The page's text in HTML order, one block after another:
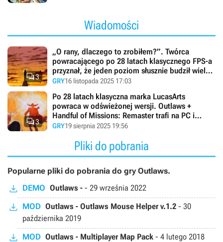
Wiadomości
3
„O rany, dlaczego to zrobiłem?”. Twórca
powracającego po 28 latach klasycznego FPS-a
przyznał, że jeden poziom słusznie budził wielkie
kontrowersje
GRY16 listopada 2025 17:03
3
Po 28 latach klasyczna marka LucasArts
powraca w odświeżonej wersji. Outlaws +
Handful of Missions: Remaster trafi na PC i
konsole
GRY19 sierpnia 2025 19:56
Pliki do pobrania
Popularne pliki do pobrania do gry Outlaws.
DEMO Outlaws - - 29 września 2022
MOD Outlaws - Outlaws Mouse Helper v.1.2 - 30
października 2019
MOD Outlaws - Multiplayer Map Pack - 4 lutego 2018